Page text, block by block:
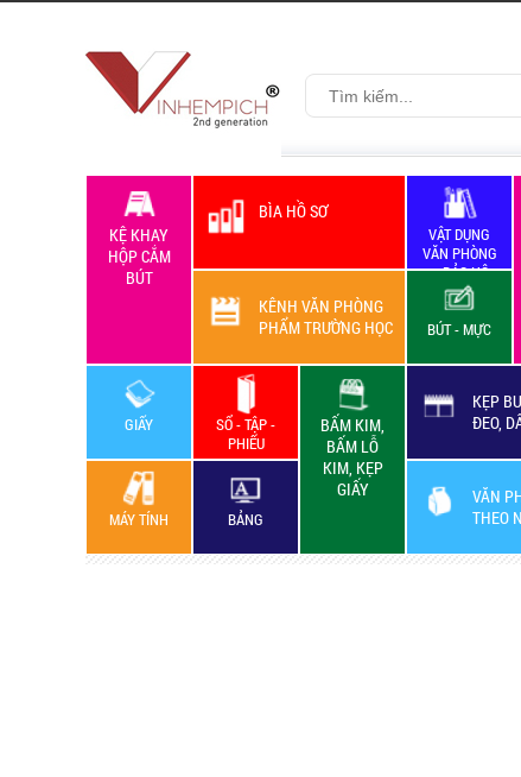
KỆ KHAY
HỘP CẮM
BÚT
BÌA HỒ SƠ
VẬT DỤNG
VĂN PHÒNG
+ BẢO HỘ
LAO ĐỘNG
KÊNH VĂN PHÒNG
PHẨM TRƯỜNG HỌC
BÚT - MỰC
GIẤY
SỔ - TẬP -
PHIẾU
BẤM KIM,
BẤM LỖ
KIM, KẸP
GIẤY
KẸP
ĐEO,
VĂN
THEO
MÁY TÍNH BẢNG